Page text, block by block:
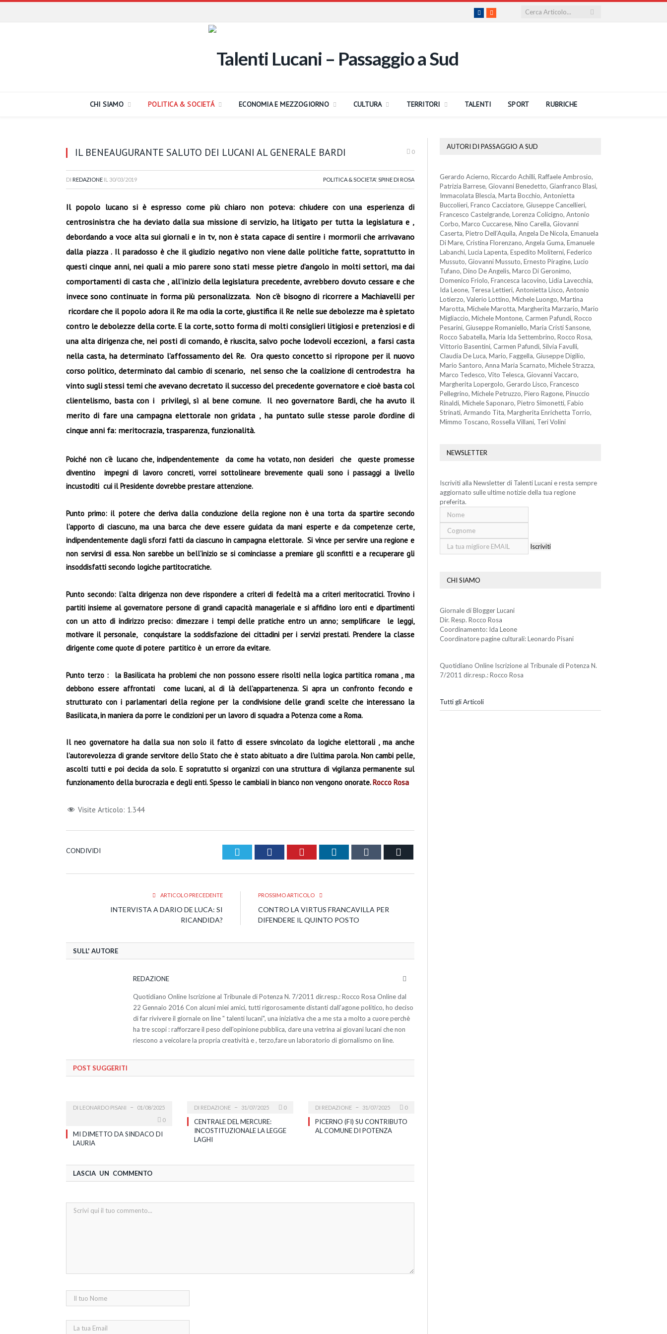
Facebook
RSS
CHI SIAMO POLITICA & SOCIETÁ ECONOMIA E MEZZOGIORNO CULTURA TERRITORI TALENTI SPORT RUBRICHE
IL BENEAUGURANTE SALUTO DEI LUCANI AL GENERALE BARDI 0
DI REDAZIONE IL 30/03/2019 POLITICA & SOCIETA' SPINE DI ROSA
Il popolo lucano si è espresso come più chiaro non poteva: chiudere con una esperienza di
centrosinistra che ha deviato dalla sua missione di servizio, ha litigato per tutta la legislatura e ,
debordando a voce alta sui giornali e in tv, non è stata capace di sentire i mormorii che arrivavano
dalla piazza . Il paradosso è che il giudizio negativo non viene dalle politiche fatte, soprattutto in
questi cinque anni, nei quali a mio parere sono stati messe pietre d’angolo in molti settori, ma dai
comportamenti di casta che , all’inizio della legislatura precedente, avrebbero dovuto cessare e che
invece sono continuate in forma più personalizzata. Non c’è bisogno di ricorrere a Machiavelli per
ricordare che il popolo adora il Re ma odia la corte, giustifica il Re nelle sue debolezze ma è spietato
contro le debolezze della corte. E la corte, sotto forma di molti consiglieri litigiosi e pretenziosi e di
una alta dirigenza che, nei posti di comando, è riuscita, salvo poche lodevoli eccezioni, a farsi casta
nella casta, ha determinato l’affossamento del Re. Ora questo concetto si ripropone per il nuovo
corso politico, determinato dal cambio di scenario, nel senso che la coalizione di centrodestra ha
vinto sugli stessi temi che avevano decretato il successo del precedente governatore e cioè basta col
clientelismo, basta con i privilegi, sì al bene comune. Il neo governatore Bardi, che ha avuto il
merito di fare una campagna elettorale non gridata , ha puntato sulle stesse parole d’ordine di
cinque anni fa: meritocrazia, trasparenza, funzionalità.
Poiché non c’è lucano che, indipendentemente da come ha votato, non desideri che queste promesse
diventino impegni di lavoro concreti, vorrei sottolineare brevemente quali sono i passaggi a livello
incustoditi cui il Presidente dovrebbe prestare attenzione.
Punto primo: il potere che deriva dalla conduzione della regione non è una torta da spartire secondo
l’apporto di ciascuno, ma una barca che deve essere guidata da mani esperte e da competenze certe,
indipendentemente dagli sforzi fatti da ciascuno in campagna elettorale. Si vince per servire una regione e
non servirsi di essa. Non sarebbe un bell’inizio se si cominciasse a premiare gli sconfitti e a recuperare gli
insoddisfatti secondo logiche partitocratiche.
Punto secondo: l’alta dirigenza non deve rispondere a criteri di fedeltà ma a criteri meritocratici. Trovino i
partiti insieme al governatore persone di grandi capacità manageriale e si affidino loro enti e dipartimenti
con un atto di indirizzo preciso: dimezzare i tempi delle pratiche entro un anno; semplificare le leggi,
motivare il personale, conquistare la soddisfazione dei cittadini per i servizi prestati. Prendere la classe
dirigente come quote di potere partitico è un errore da evitare.
Punto terzo : la Basilicata ha problemi che non possono essere risolti nella logica partitica romana , ma
debbono essere affrontati come lucani, al di là dell’appartenenza. Si apra un confronto fecondo e
strutturato con i parlamentari della regione per la condivisione delle grandi scelte che interessano la
Basilicata, in maniera da porre le condizioni per un lavoro di squadra a Potenza come a Roma.
Il neo governatore ha dalla sua non solo il fatto di essere svincolato da logiche elettorali , ma anche
l’autorevolezza di grande servitore dello Stato che è stato abituato a dire l’ultima parola. Non cambi pelle,
ascolti tutti e poi decida da solo. E sopratutto si organizzi con una struttura di vigilanza permanente sul
funzionamento della burocrazia e degli enti. Spesso le cambiali in bianco non vengono onorate.Rocco Rosa
Visite Articolo: 1.344
CONDIVIDI Twitter Facebook Pinterest LinkedIn Tumblr
ARTICOLO PRECEDENTE
INTERVISTA A DARIO DE LUCA: SI
RICANDIDA?
PROSSIMO ARTICOLO
CONTRO LA VIRTUS FRANCAVILLA PER
DIFENDERE IL QUINTO POSTO
SULL' AUTORE
REDAZIONE
Quotidiano Online Iscrizione al Tribunale di Potenza N. 7/2011 dir.resp.: Rocco Rosa Online dal
22 Gennaio 2016 Con alcuni miei amici, tutti rigorosamente distanti dall'agone politico, ho deciso
di far rivivere il giornale on line " talenti lucani", una iniziativa che a me sta a molto a cuore perchè
ha tre scopi : rafforzare il peso dell'opinione pubblica, dare una vetrina ai giovani lucani che non
riescono a veicolare la propria creatività e , terzo,fare un laboratorio di giornalismo on line.
POST SUGGERITI
DI LEONARDO PISANI
01/08/2025
0
MI DIMETTO DA SINDACO DI
LAURIA
DI REDAZIONE 31/07/2025 0
CENTRALE DEL MERCURE:
INCOSTITUZIONALE LA LEGGE
LAGHI
DI REDAZIONE 31/07/2025 0
PICERNO (FI) SU CONTRIBUTO
AL COMUNE DI POTENZA
LASCIA UN COMMENTO
AUTORI DI PASSAGGIO A SUD
Gerardo Acierno, Riccardo Achilli, Raffaele Ambrosio,
Patrizia Barrese, Giovanni Benedetto, Gianfranco Blasi,
Immacolata Blescia, Marta Bocchio, Antonietta
Buccolieri, Franco Cacciatore, Giuseppe Cancellieri,
Francesco Castelgrande, Lorenza Colicigno, Antonio
Corbo, Marco Cuccarese, Nino Carella, Giovanni
Caserta, Pietro Dell’Aquila, Angela De Nicola, Emanuela
Di Mare, Cristina Florenzano, Angela Guma, Emanuele
Labanchi, Lucia Lapenta, Espedito Moliterni, Federico
Mussuto, Giovanni Mussuto, Ernesto Piragine, Lucio
Tufano, Dino De Angelis, Marco Di Geronimo,
Domenico Friolo, Francesca Iacovino, Lidia Lavecchia,
Ida Leone, Teresa Lettieri, Antonietta Lisco, Antonio
Lotierzo, Valerio Lottino, Michele Luongo, Martina
Marotta, Michele Marotta, Margherita Marzario, Mario
Migliaccio, Michele Montone, Carmen Pafundi, Rocco
Pesarini, Giuseppe Romaniello, Maria Cristi Sansone,
Rocco Sabatella, Maria Ida Settembrino, Rocco Rosa,
Vittorio Basentini, Carmen Pafundi, Silvia Favulli,
Claudia De Luca, Mario, Faggella, Giuseppe Digilio,
Mario Santoro, Anna Maria Scarnato, Michele Strazza,
Marco Tedesco, Vito Telesca, Giovanni Vaccaro,
Margherita Lopergolo, Gerardo Lisco, Francesco
Pellegrino, Michele Petruzzo, Piero Ragone, Pinuccio
Rinaldi, Michele Saponaro, Pietro Simonetti, Fabio
Strinati, Armando Tita, Margherita Enrichetta Torrio,
Mimmo Toscano, Rossella Villani, Teri Volini
NEWSLETTER
Iscriviti alla Newsletter di Talenti Lucani e resta sempre
aggiornato sulle ultime notizie della tua regione
preferita.
Iscriviti
CHI SIAMO
Giornale di Blogger Lucani
Dir. Resp. Rocco Rosa
Coordinamento: Ida Leone
Coordinatore pagine culturali: Leonardo Pisani
Quotidiano Online Iscrizione al Tribunale di Potenza N.
7/2011 dir.resp.: Rocco Rosa
Tutti gli Articoli